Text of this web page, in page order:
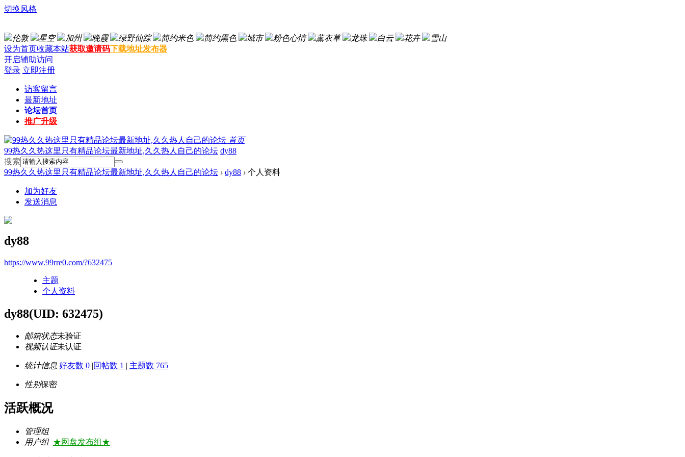
切换风格
伦敦 星空 加州 晚霞 绿野仙踪 简约米色 简约黑色 城市 粉色心情 薰衣草 龙珠 白云 花卉
雪山
设为首页收藏本站获取邀请码下载地址发布器
开启辅助访问
登录 立即注册
访客留言
最新地址
论坛首页
推广升级
首页
99热久久热这里只有精品论坛最新地址,久久热人自己的论坛 dy88
搜索
99热久久热这里只有精品论坛最新地址,久久热人自己的论坛 › dy88 › 个人资料
加为好友
发送消息
dy88
https://www.99rre0.com/?632475
主题
个人资料
dy88(UID: 632475)
邮箱状态未验证
视频认证未认证
统计信息 好友数 0 |回帖数 1 | 主题数 765
性别保密
活跃概况
管理组
用户组 ★网盘发布组★